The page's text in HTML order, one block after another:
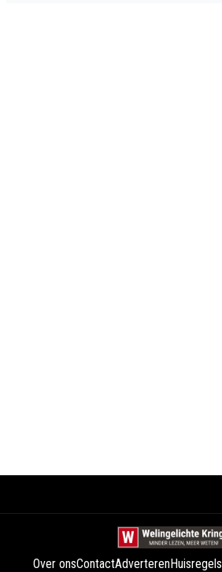
Over onsContactAdverterenHuisregels